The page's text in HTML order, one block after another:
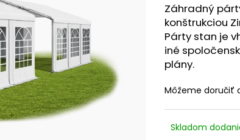
Záhradný
konštrukciou
Párty stan je
iné
plány.
Môžeme doručiť
Skladom